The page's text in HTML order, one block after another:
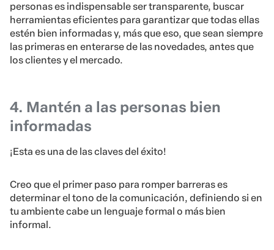
personas es indispensable ser transparente, buscar
herramientas eficientes para garantizar que todas ellas
estén bien informadas y, más que eso, que sean siempre
las primeras en enterarse de las novedades, antes que
los clientes y el mercado.
4. Mantén a las personas bien
informadas
¡Esta es una de las claves del éxito!
Creo que el primer paso para romper barreras es
determinar el tono de la comunicación, definiendo si en
tu ambiente cabe un lenguaje formal o más bien
informal.